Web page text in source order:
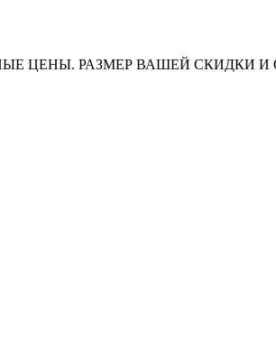
ЦЕНЫ. РАЗМЕР ВАШЕЙ СКИДКИ